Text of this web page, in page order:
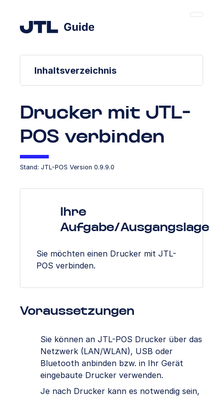
Inhaltsverzeichnis
Drucker mit JTL-
POS verbinden
Stand: JTL-POS Version 0.9.9.0
Ihre
Aufgabe/Ausgangslage
Sie möchten einen Drucker mit JTL-
POS verbinden.
Voraussetzungen
Sie können an JTL-POS Drucker über das
Netzwerk (LAN/WLAN), USB oder
Bluetooth anbinden bzw. in Ihr Gerät
eingebaute Drucker verwenden.
Je nach Drucker kann es notwendig sein,